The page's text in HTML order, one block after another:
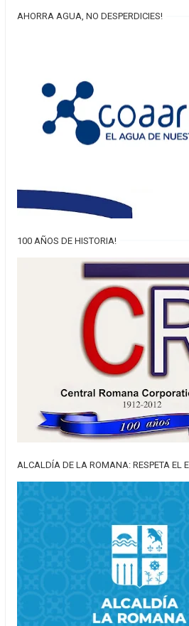
AHORRA AGUA, NO DESPERDICIES!
100 AÑOS DE HISTORIA!
ALCALDÍA DE LA ROMANA: RESPETA EL